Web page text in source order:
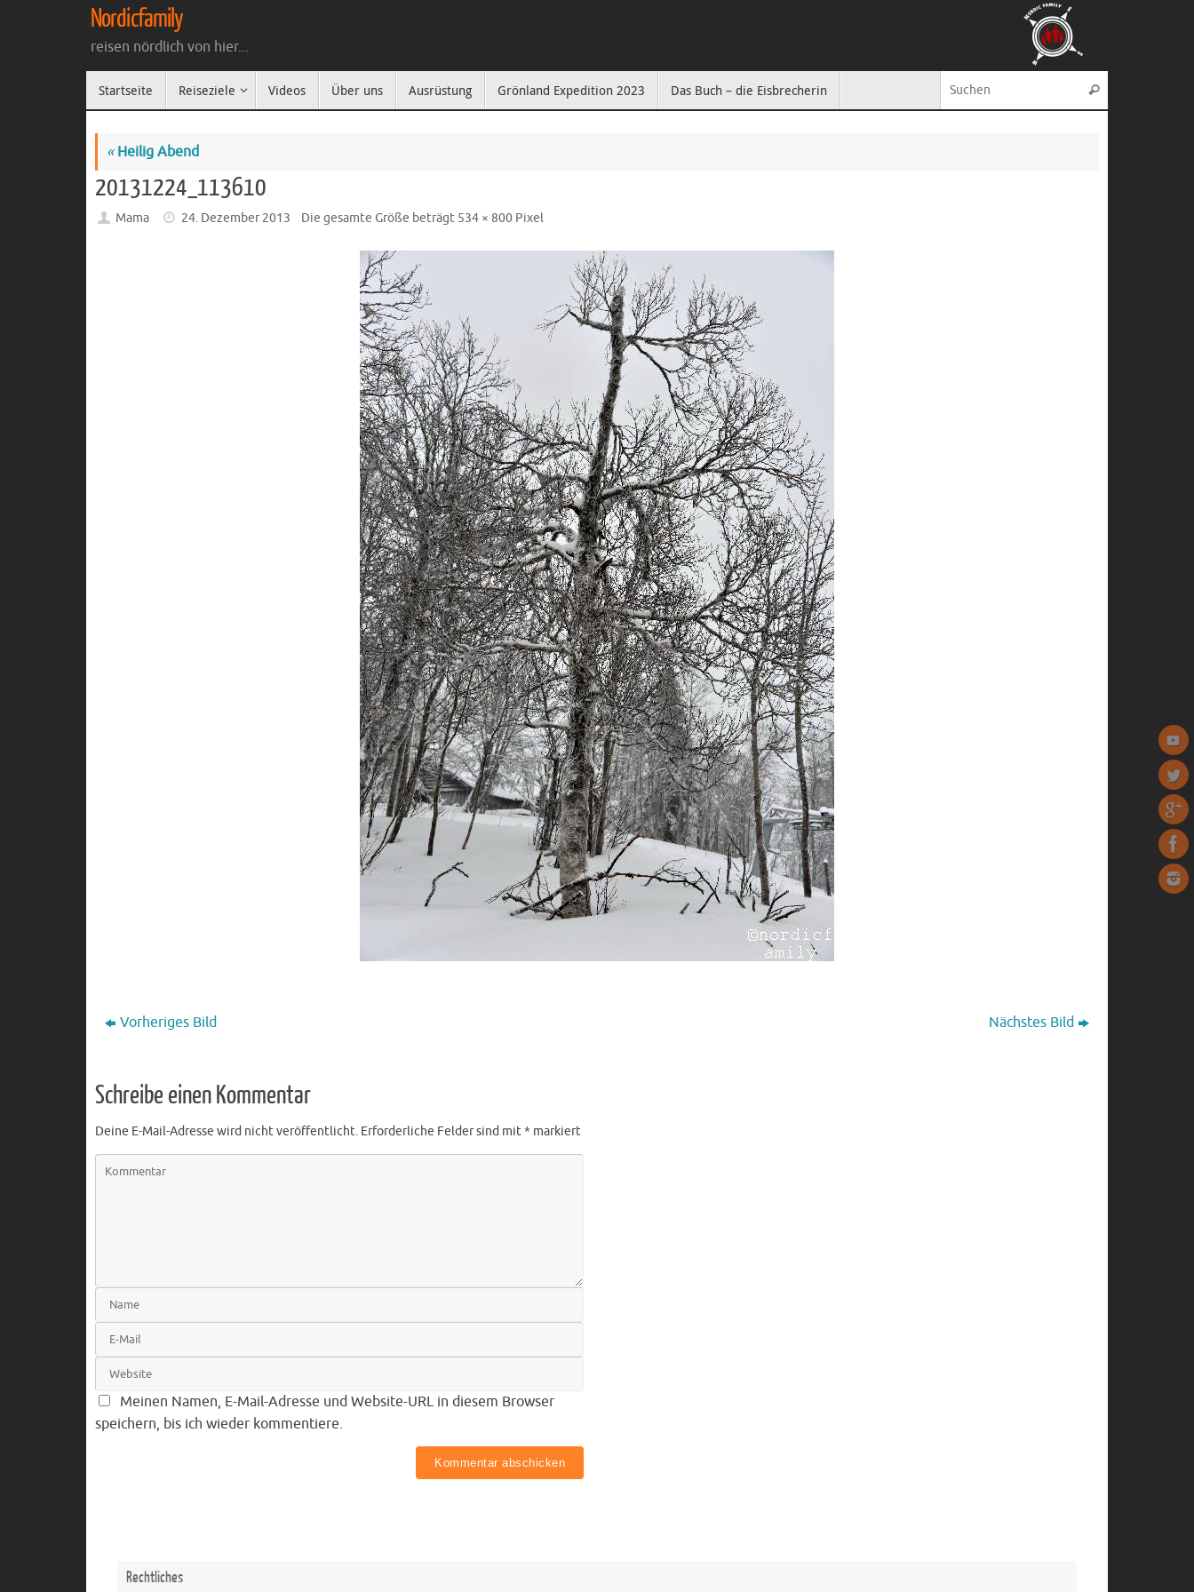
Nordicfamily
reisen nördlich von hier...
Inhalt
Startseite Reiseziele Videos Über uns Ausrüstung Grönland Expedition 2023 Das Buch – die Eisbrecherin Suchen
«Heilig Abend
20131224_113610
Mama 24. Dezember 2013 Die gesamte Größe beträgt 534 × 800Pixel
Vorheriges Bild Nächstes Bild
Schreibe einen Kommentar
Deine E-Mail-Adresse wird nicht veröffentlicht. Erforderliche Felder sind mit* markiert
Meinen Namen, E-Mail-Adresse und Website-URL in diesem Browser
speichern, bis ich wieder kommentiere.
Rechtliches